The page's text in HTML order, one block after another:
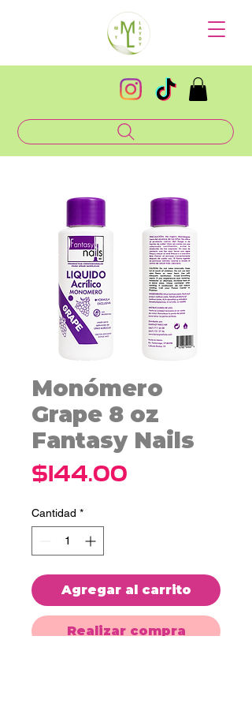
Monómero
Grape 8 oz
Fantasy Nails
$144.00
Cantidad *
Agregar al carrito
Realizar compra